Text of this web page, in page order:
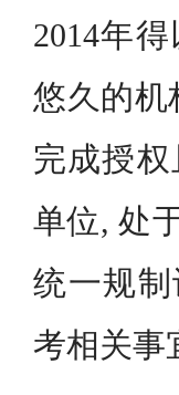
2014年
悠久的机
完成授
单位, 处
统一规制
考相关事